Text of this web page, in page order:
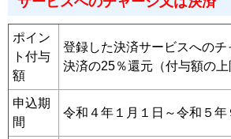
ポイン
ト付与
額
登録した決済サービスへの
決済の25％還元（付与額の上
申込期
間
令和４年１月１日～令和５年